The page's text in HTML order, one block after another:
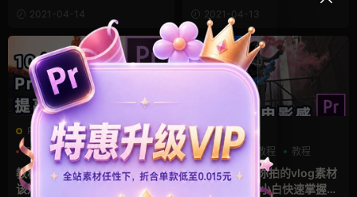
闪白频闪黑场RGB分离抖音效
果制作
2021-04-14
角运动镜头 电影制作入门技巧
2021-04-13
Premiere教程
国外教程
教程 翻译教程
教程：10个 Premiere Tips 你
该知道! PR从小白到专业，提
Premiere教程
LUTs
国外教程 教程
教程：快速让你拍的vlog素材
有电影感 基础小白快速掌握PR